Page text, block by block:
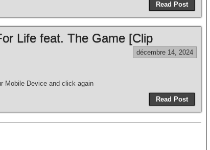
Read Post
Life feat. The Game [Clip
décembre 14, 2024
Mobile Device and click again
Read Post